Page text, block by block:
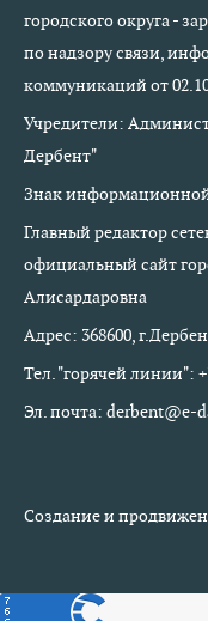
городского округа -
по надзору связи,
коммуникаций от
Учредители:
Дербент"
Знак
Главный редактор
официальный сайт
Алисардаровна
Адрес: 368600,
Тел. "горячей линии":
Эл. почта: derbent@e-
Создание и